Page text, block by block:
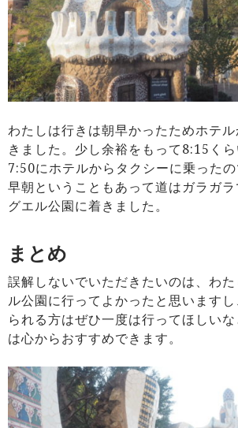
わたしは行きは朝早かったためホテ
きました。少し余裕をもって8:15く
7:50にホテルからタクシーに乗った
早朝ということもあって道はガラガ
グエル公園に着きました。
まとめ
誤解しないでいただきたいのは、わ
ル公園に行ってよかったと思います
られる方はぜひ一度は行ってほしい
は心からおすすめできます。